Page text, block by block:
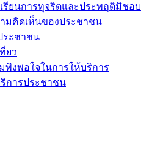
เรียนการทุจริตและประพฤติมิชอบ
มคิดเห็นของประชาชน
ระชาชน
ยว
พึงพอใจในการให้บริการ
การประชาชน